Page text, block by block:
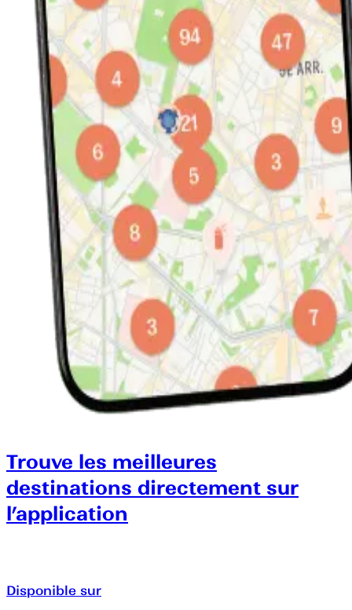
Trouve les meilleures
destinations directement sur
l’application
Disponible sur